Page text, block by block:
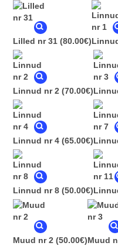
Lilled nr 31 (80.00€)
Linnud nr 2 (70.00€)
Linnud nr 4 (65.00€)
Linnud nr 8 (50.00€)
Muud nr 2 (50.00€)Muud